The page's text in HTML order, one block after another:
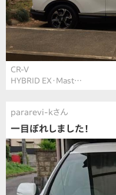
CR-V
HYBRID EX・Mast…
pararevi-kさん
一目ぼれしました！